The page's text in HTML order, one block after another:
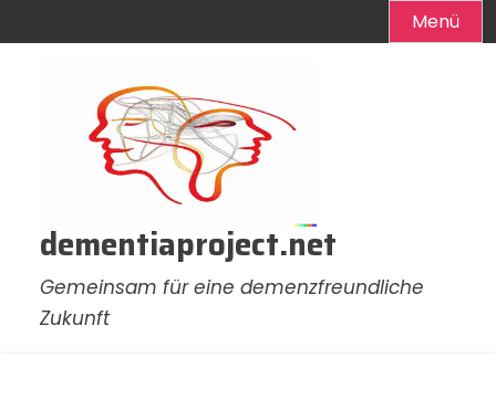
Menü
dementiaproject.net
Gemeinsam für eine demenzfreundliche
Zukunft